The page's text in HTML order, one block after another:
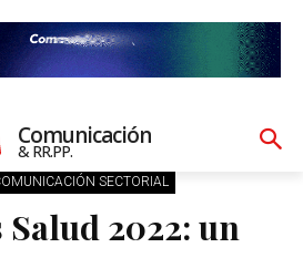
Comunicación
& RR.PP.
SECTORIAL
2022: un